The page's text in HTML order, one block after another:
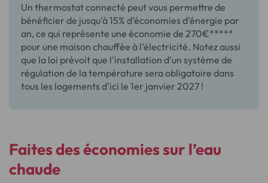
Un thermostat connecté peut vous permettre de
bénéficier de jusqu’à 15% d’économies d’énergie par
an, ce qui représente une économie de 270€*****
pour une maison chauffée à l’électricité. Notez aussi
que la loi prévoit que l'installation d'un système de
régulation de la température sera obligatoire dans
tous les logements d'ici le 1er janvier 2027 !
Faites des économies sur l’eau
chaude